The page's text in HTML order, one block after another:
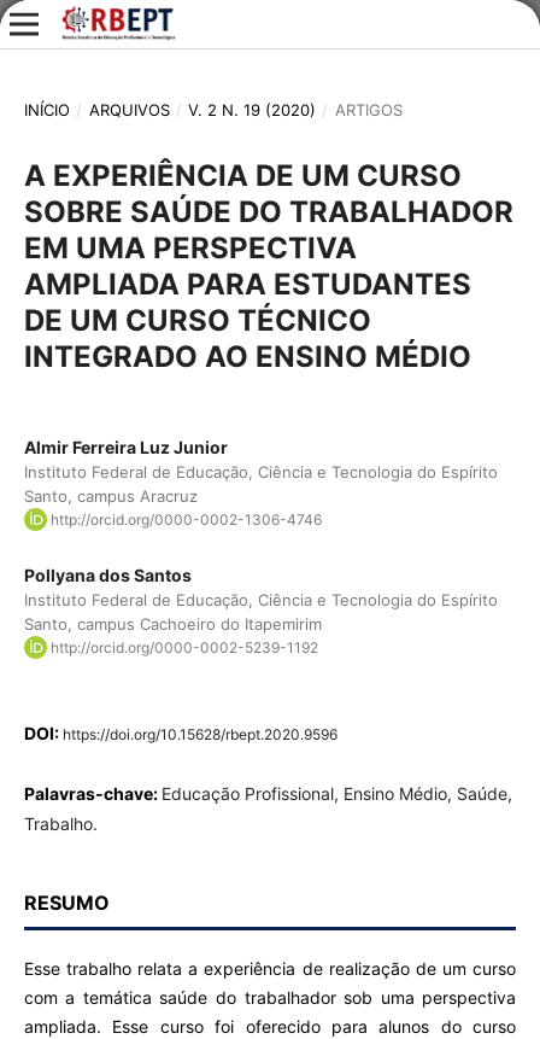
INÍCIO / ARQUIVOS / V. 2 N. 19 (2020) / ARTIGOS
A EXPERIÊNCIA DE UM CURSO
SOBRE SAÚDE DO TRABALHADOR
EM UMA PERSPECTIVA
AMPLIADA PARA ESTUDANTES
DE UM CURSO TÉCNICO
INTEGRADO AO ENSINO MÉDIO
Almir Ferreira Luz Junior
Instituto Federal de Educação, Ciência e Tecnologia do Espírito
Santo, campus Aracruz
http://orcid.org/0000-0002-1306-4746
Pollyana dos Santos
Instituto Federal de Educação, Ciência e Tecnologia do Espírito
Santo, campus Cachoeiro do Itapemirim
http://orcid.org/0000-0002-5239-1192
DOI: https://doi.org/10.15628/rbept.2020.9596
Palavras-chave: Educação Profissional, Ensino Médio, Saúde,
Trabalho.
RESUMO
Esse trabalho relata a experiência de realização de um curso
com a temática saúde do trabalhador sob uma perspectiva
ampliada. Esse curso foi oferecido para alunos do curso